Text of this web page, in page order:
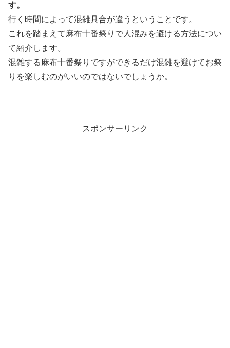
す。
行く時間によって混雑具合が違うということです。
これを踏まえて麻布十番祭りで人混みを避ける方法につい
て紹介します。
混雑する麻布十番祭りですができるだけ混雑を避けてお祭
りを楽しむのがいいのではないでしょうか。
スポンサーリンク